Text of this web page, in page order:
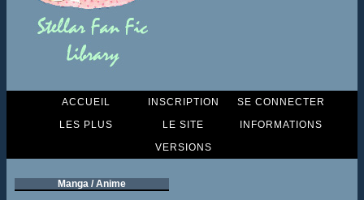
ACCUEIL INSCRIPTION
SE CONNECTER
LES PLUS
LE SITE
INFORMATIONS
VERSIONS
Manga / Anime